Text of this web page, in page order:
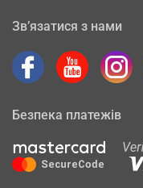
Зв’язатися з нами
Безпека платежів